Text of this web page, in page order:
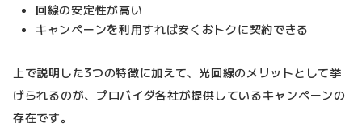
回線の安定性が高い
キャンペーンを利用すれば安くおトクに契約できる
上で説明した3つの特徴に加えて、光回線のメリットとして挙
げられるのが、プロバイダ各社が提供しているキャンペーンの
存在です。